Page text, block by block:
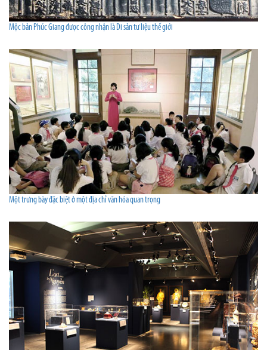
Mộc bản Phúc Giang được công nhận là Di sản tư liệu thế giới
Một trưng bày đặc biệt ở một địa chỉ văn hóa quan trọng